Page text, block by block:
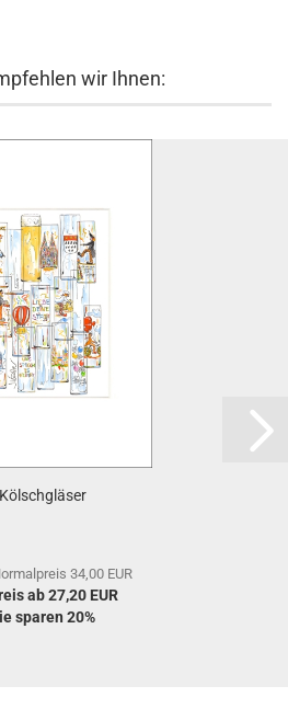
wir Ihnen:
Kölschgläser
34,00 EUR
ab 27,20 EUR
sparen 20%